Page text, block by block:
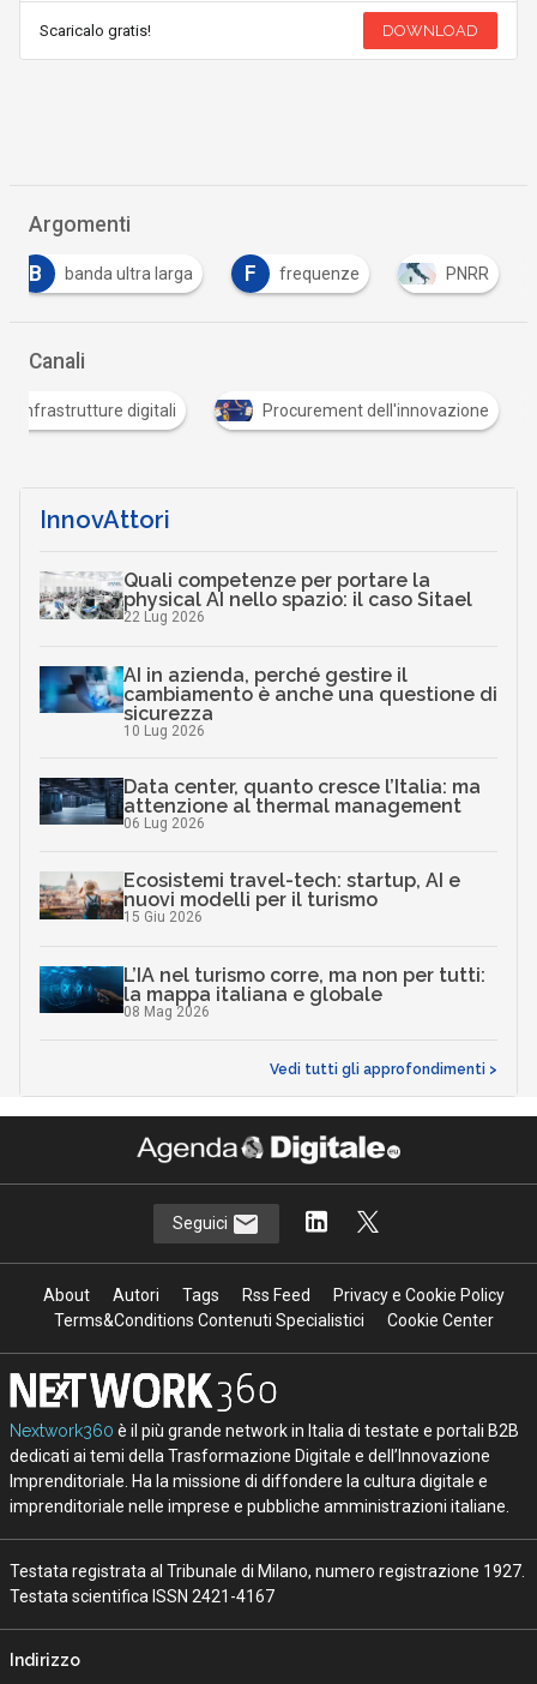
Scaricalo gratis! DOWNLOAD
Argomenti
B banda ultra larga F frequenze PNRR
Canali
Cittadinanza digitale Infrastrutture digitali
InnovAttori
Quali competenze per portare la
physical AI nello spazio: il caso Sitael
22 Lug 2026
AI in azienda, perché gestire il
cambiamento è anche una questione di
sicurezza
10 Lug 2026
Data center, quanto cresce l’Italia: ma
attenzione al thermal management
06 Lug 2026
Ecosistemi travel-tech: startup, AI e
nuovi modelli per il turismo
15 Giu 2026
L’IA nel turismo corre, ma non per tutti:
la mappa italiana e globale
08 Mag 2026
Vedi tutti gli approfondimenti >
Seguici
About Autori Tags Rss Feed
Privacy e Cookie Policy
Terms&Conditions Contenuti Specialistici
Cookie Center
Nextwork360 è il più grande network in Italia di testate e portali B2B
dedicati ai temi della Trasformazione Digitale e dell’Innovazione
Imprenditoriale. Ha la missione di diffondere la cultura digitale e
imprenditoriale nelle imprese e pubbliche amministrazioni italiane.
Testata registrata al Tribunale di Milano, numero registrazione 1927.
Testata scientifica ISSN 2421-4167
Indirizzo